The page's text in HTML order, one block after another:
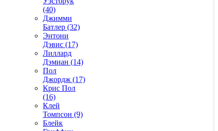
(40)
Джимми
Батлер (32)
Энтони
Дэвис (17)
Лиллард
Дэмиан (14)
Пол
Джордж (17)
Крис Пол
(16)
Клей
Томпсон (9)
Блейк